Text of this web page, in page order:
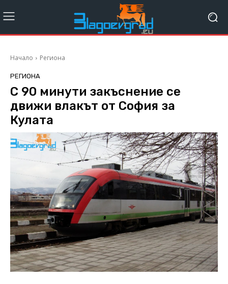
Начало Региона
РЕГИОНА
С 90 минути закъснение се
движи влакът от София за
Кулата